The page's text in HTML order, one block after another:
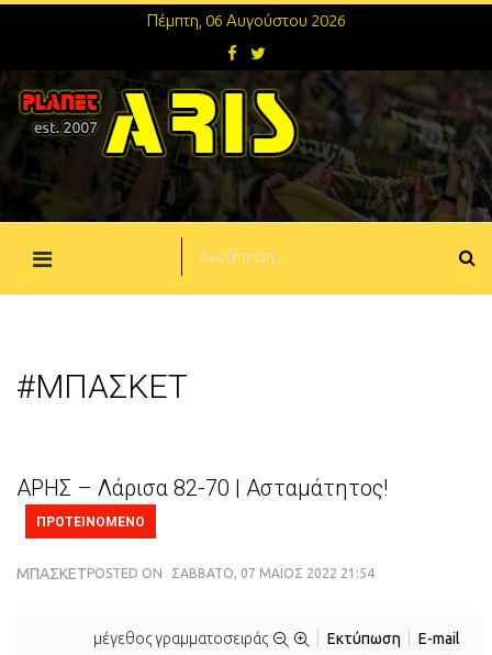
Πέμπτη, 06 Αυγούστου 2026
#ΜΠΑΣΚΕΤ
ΑΡΗΣ – Λάρισα 82-70 | Ασταμάτητος!
ΠΡΟΤΕΙΝΟΜΕΝΟ
ΜΠΆΣΚΕΤPOSTED ON ΣΆΒΒΑΤΟ, 07 ΜΑΪΟΣ 2022 21:54
μέγεθος γραμματοσειράς Εκτύπωση
E-mail